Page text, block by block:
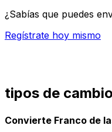
¿Sabías que puedes
Regístrate hoy mismo
tipos de
Convierte Franco de